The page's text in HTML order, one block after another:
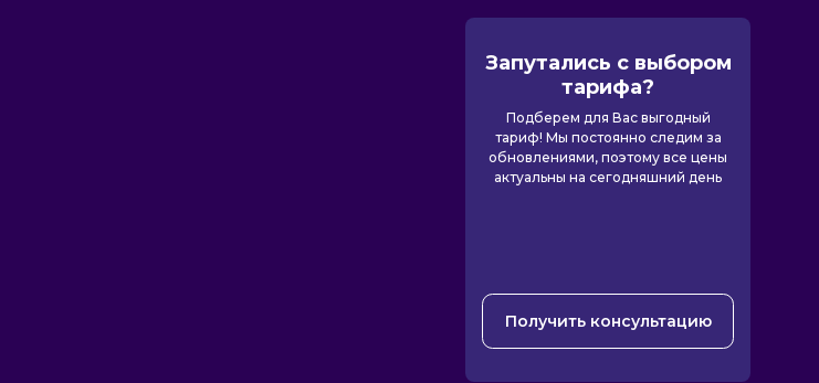
Запутались с выбором
тарифа?
Подберем для Вас выгодный
тариф! Мы постоянно следим за
обновлениями, поэтому все цены
актуальны на сегодняшний день
Получить консультацию